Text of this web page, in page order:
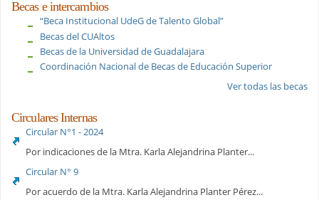
Becas e intercambios
“Beca Institucional UdeG de Talento Global”
Becas del CUAltos
Becas de la Universidad de Guadalajara
Coordinación Nacional de Becas de Educación Superior
Ver todas las becas
Circulares Internas
Circular N°1 - 2024
Por indicaciones de la Mtra. Karla Alejandrina Planter...
Circular N° 9
Por acuerdo de la Mtra. Karla Alejandrina Planter Pérez...